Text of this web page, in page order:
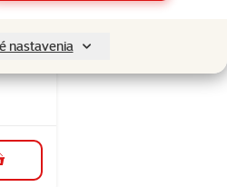
nastavenia
košíka